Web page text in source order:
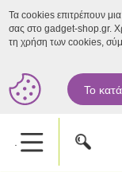
Τα cookies επιτρέπουν μια
σας στο gadget-shop.gr.
τη χρήση των cookies,
Το
.